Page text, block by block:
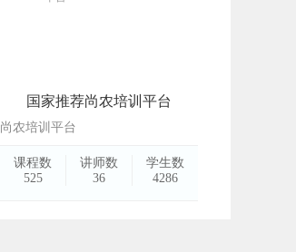
国家推荐尚农培训平台
尚农培训平台
课程数
525
讲师数
36
学生数
4286